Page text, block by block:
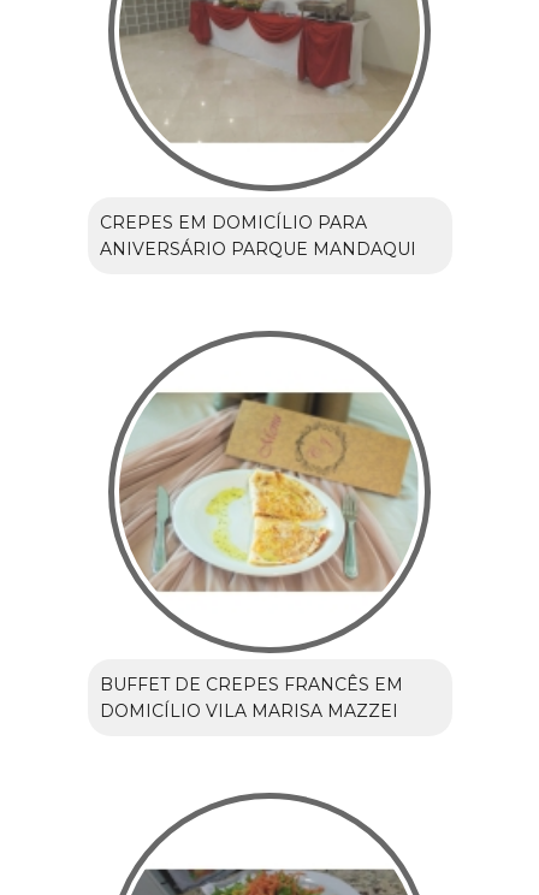
CREPES EM DOMICÍLIO PARA
ANIVERSÁRIO PARQUE MANDAQUI
BUFFET DE CREPES FRANCÊS EM
DOMICÍLIO VILA MARISA MAZZEI